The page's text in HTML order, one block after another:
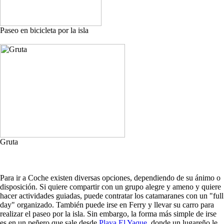
Paseo en bicicleta por la isla
Gruta
Para ir a Coche existen diversas opciones, dependiendo de su ánimo o
disposición. Si quiere compartir con un grupo alegre y ameno y quiere
hacer actividades guiadas, puede contratar los catamaranes con un "full
day" organizado. También puede irse en Ferry y llevar su carro para
realizar el paseo por la isla. Sin embargo, la forma más simple de irse